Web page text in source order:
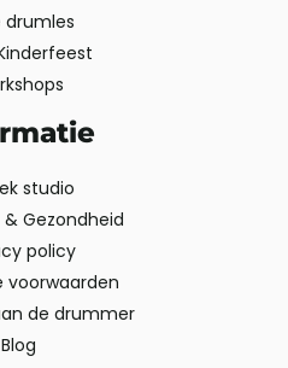
drumles
studio
Gezondheid
policy
voorwaarden
de drummer
Blog